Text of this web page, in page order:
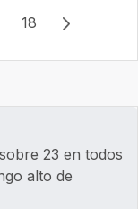
18
23 en todos
alto de